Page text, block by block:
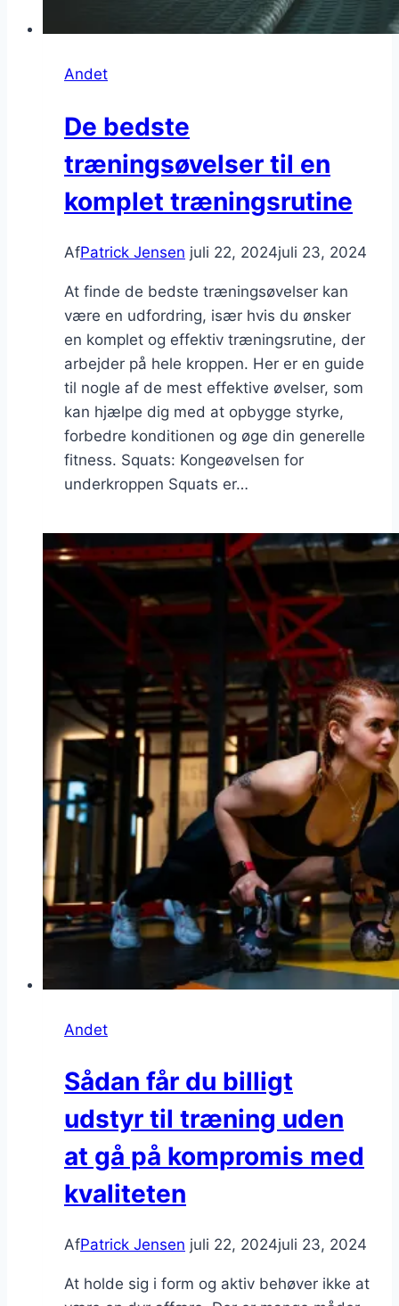
Andet
De bedste
træningsøvelser til en
komplet træningsrutine
AfPatrick Jensen juli 22, 2024juli 23, 2024
At finde de bedste træningsøvelser kan
være en udfordring, især hvis du ønsker
en komplet og effektiv træningsrutine, der
arbejder på hele kroppen. Her er en guide
til nogle af de mest effektive øvelser, som
kan hjælpe dig med at opbygge styrke,
forbedre konditionen og øge din generelle
fitness. Squats: Kongeøvelsen for
underkroppen Squats er…
Andet
Sådan får du billigt
udstyr til træning uden
at gå på kompromis med
kvaliteten
AfPatrick Jensen juli 22, 2024juli 23, 2024
At holde sig i form og aktiv behøver ikke at